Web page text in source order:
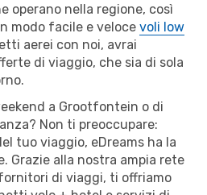
operano nella regione, così
modo facile e veloce voli low
aerei con noi, avrai
di viaggio, che sia di sola
a Grootfontein o di
Non ti preoccupare:
tuo viaggio, eDreams ha la
Grazie alla nostra ampia rete
di viaggi, ti offriamo